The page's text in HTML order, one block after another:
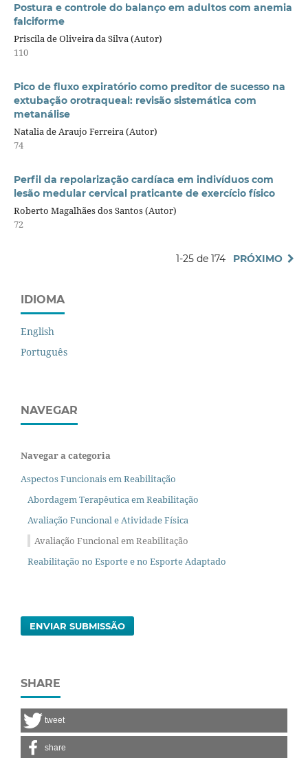
Postura e controle do balanço em adultos com anemia
falciforme
Priscila de Oliveira da Silva (Autor)
110
Pico de fluxo expiratório como preditor de sucesso na
extubação orotraqueal: revisão sistemática com
metanálise
Natalia de Araujo Ferreira (Autor)
74
Perfil da repolarização cardíaca em indivíduos com
lesão medular cervical praticante de exercício físico
Roberto Magalhães dos Santos (Autor)
72
1-25 de 174 PRÓXIMO
IDIOMA
English
Português
NAVEGAR
Navegar a categoria
Aspectos Funcionais em Reabilitação
Abordagem Terapêutica em Reabilitação
Avaliação Funcional e Atividade Física
Avaliação Funcional em Reabilitação
Reabilitação no Esporte e no Esporte Adaptado
ENVIAR SUBMISSÃO
SHARE
tweet
share